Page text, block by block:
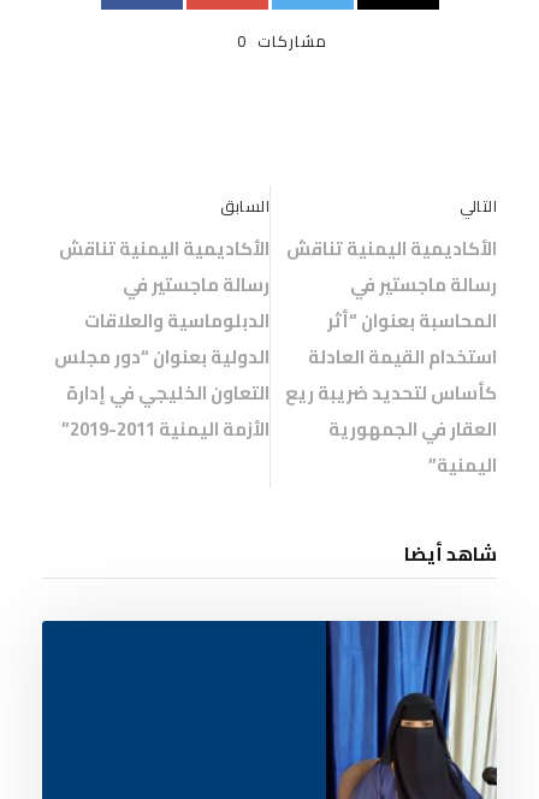
0 مشاركات
السابق
الأكاديمية اليمنية تناقش
رسالة ماجستير في
الدبلوماسية والعلاقات
الدولية بعنوان “دور مجلس
التعاون الخليجي في إدارة
الأزمة اليمنية 2011-2019”
التالي
الأكاديمية اليمنية تناقش
رسالة ماجستير في
المحاسبة بعنوان “أثر
استخدام القيمة العادلة
كأساس لتحديد ضريبة ريع
العقار في الجمهورية
اليمنية”
شاهد أيضا